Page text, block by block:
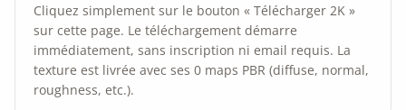
Cliquez simplement sur le bouton « Télécharger 2K »
sur cette page. Le téléchargement démarre
immédiatement, sans inscription ni email requis. La
texture est livrée avec ses 0 maps PBR (diffuse, normal,
roughness, etc.).